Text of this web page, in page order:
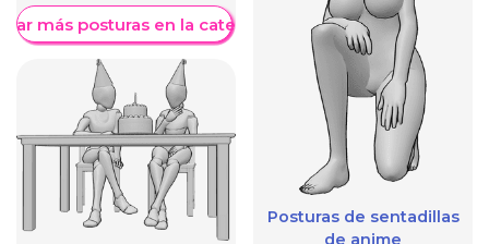
más posturas en la categoría
Posturas de sentadillas
de anime